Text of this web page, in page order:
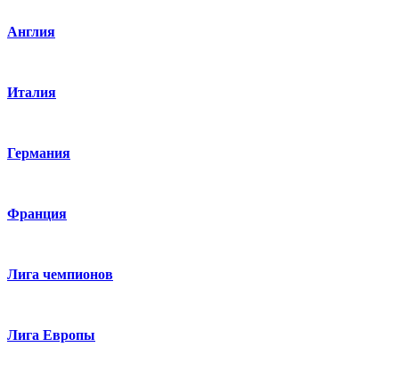
Англия
Италия
Германия
Франция
Лига чемпионов
Лига Европы